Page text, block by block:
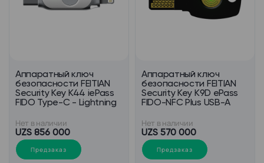
Аппаратный ключ
безопасности FEITIAN
Security Key K44 iePass
FIDO Type-C - Lightning
Нет в наличии
UZS 856 000
Предзаказ
Аппаратный ключ
безопасности FEITIAN
Security Key K9D ePass
FIDO-NFC Plus USB-A
Нет в наличии
UZS 570 000
Предзаказ